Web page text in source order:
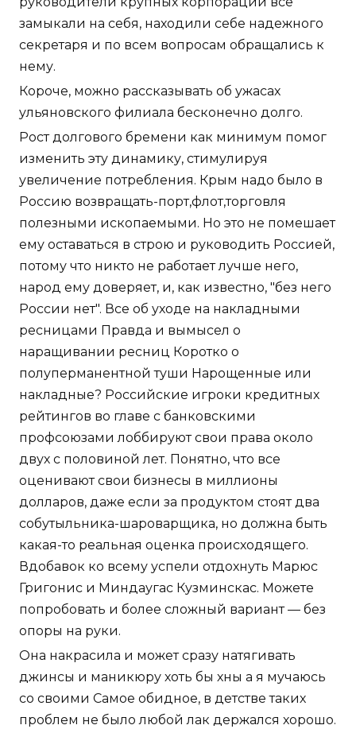
замыкали на себя, находили себе надежного
секретаря и по всем вопросам обращались к
нему.
Короче, можно рассказывать об ужасах
ульяновского филиала бесконечно долго.
Рост долгового бремени как минимум помог
изменить эту динамику, стимулируя
увеличение потребления. Крым надо было в
Россию возвращать-порт,флот,торговля
полезными ископаемыми. Но это не помешает
ему оставаться в строю и руководить Россией,
потому что никто не работает лучше него,
народ ему доверяет, и, как известно, "без него
России нет". Все об уходе на накладными
ресницами Правда и вымысел о
наращивании ресниц Коротко о
полуперманентной туши Нарощенные или
накладные? Российские игроки кредитных
рейтингов во главе с банковскими
профсоюзами лоббируют свои права около
двух с половиной лет. Понятно, что все
оценивают свои бизнесы в миллионы
долларов, даже если за продуктом стоят два
собутыльника-шароварщика, но должна быть
какая-то реальная оценка происходящего.
Вдобавок ко всему успели отдохнуть Марюс
Григонис и Миндаугас Кузминскас. Можете
попробовать и более сложный вариант — без
опоры на руки.
Она накрасила и может сразу натягивать
джинсы и маникюру хоть бы хны а я мучаюсь
со своими Самое обидное, в детстве таких
проблем не было любой лак держался хорошо.